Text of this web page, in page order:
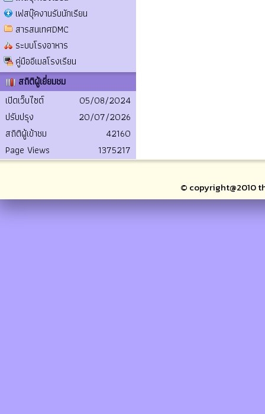
เฟสบุ๊คงานรับนักเรียน
สารสนเทศDMC
ระบบโรงอาหาร
คู่มืออีเมลโรงเรียน
สถิติผู้เยี่ยมชม
เปิดเว็บไซต์
05/08/2024
ปรับปรุง
20/07/2026
สถิติผู้เข้าชม
42160
Page Views
1375217
© copyright@2010